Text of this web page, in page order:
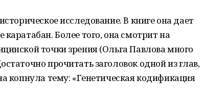
исследование. В книге она дает
Более того, она смотрит на
точки зрения (Ольга Павлова много
прочитать заголовок одной из глав,
копнула тему: «Генетическая кодификация